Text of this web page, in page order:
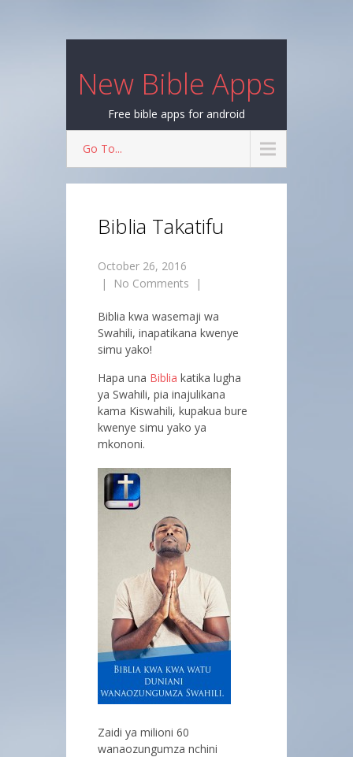
New Bible Apps
Free bible apps for android
Go To...
Biblia Takatifu
October 26, 2016
|
No Comments |
Biblia kwa wasemaji wa
Swahili, inapatikana kwenye
simu yako!
Hapa una Biblia katika lugha
ya Swahili, pia inajulikana
kama Kiswahili, kupakua bure
kwenye simu yako ya
mkononi.
Zaidi ya milioni 60
wanaozungumza nchini